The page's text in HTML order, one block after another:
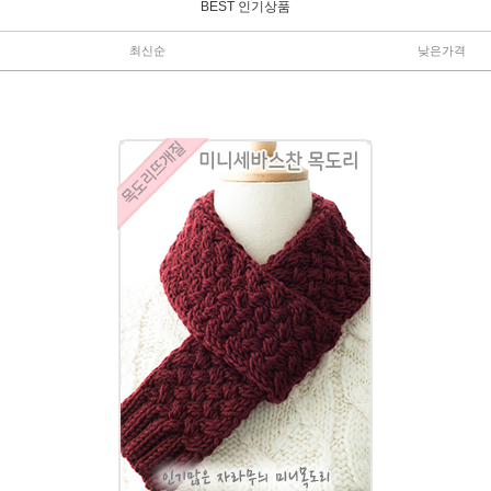
BEST 인기상품
최신순 낮은가격